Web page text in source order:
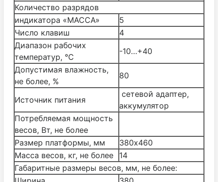
Количество разрядов
индикатора «МАССА»
5
Число клавиш
4
Диапазон рабочих
температур, °С
-10…+40
Допустимая влажность,
не более, %
80
Источник питания
сетевой адаптер,
аккумулятор
Потребляемая мощность
весов, Вт, не более
Размер платформы, мм
380х460
Масса весов, кг, не более
14
Габаритные размеры весов, мм, не более: